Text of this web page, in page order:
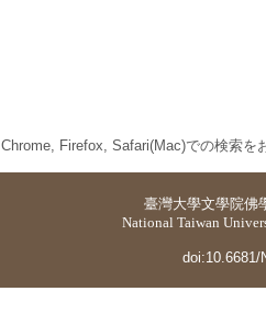
Chrome, Firefox, Safari(Mac)での検索を
臺灣大學文學院佛
National Taiwan
doi:10.6681/